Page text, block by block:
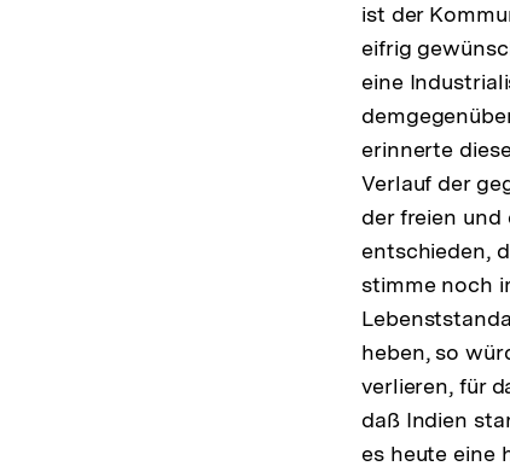
ist der
eifrig
eine
erinnerte
Verlauf der
der freien und
entschieden,
stimme noch
heben, so
verlieren, für
daß Indien
es heute eine